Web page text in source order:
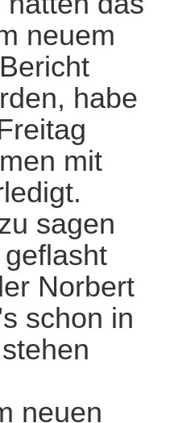
neuem
habe
mit
sagen
Norbert
schon in
neuen